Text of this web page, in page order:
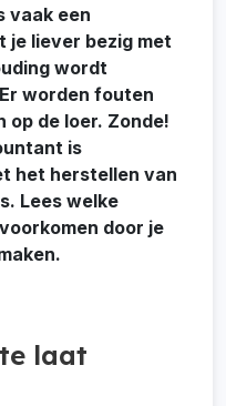
vaak een
je liever bezig met
wordt
worden fouten
op de loer. Zonde!
is
het herstellen van
Lees welke
door je
laat